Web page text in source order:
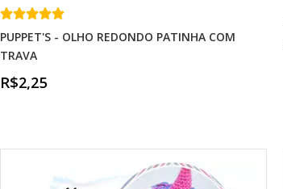
PUPPET'S - OLHO REDONDO PATINHA COM
TRAVA
R$2,25